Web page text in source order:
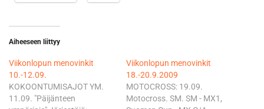
Aiheeseen liittyy
Viikonlopun menovinkit
10.-12.09.
KOKOONTUMISAJOT YM.
11.09. "Päijänteen
Viikonlopun menovinkit
18.-20.9.2009
MOTOCROSS: 19.09.
Motocross. SM. SM - MX1,